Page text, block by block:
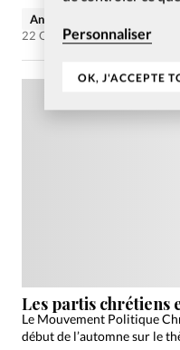
Personnaliser
OK, J'ACCEPTE
significative…
Andrea Vonlanthen
22 Oct 2007
Les partis chrétiens
Le Mouvement Politique
début de l’automne sur le